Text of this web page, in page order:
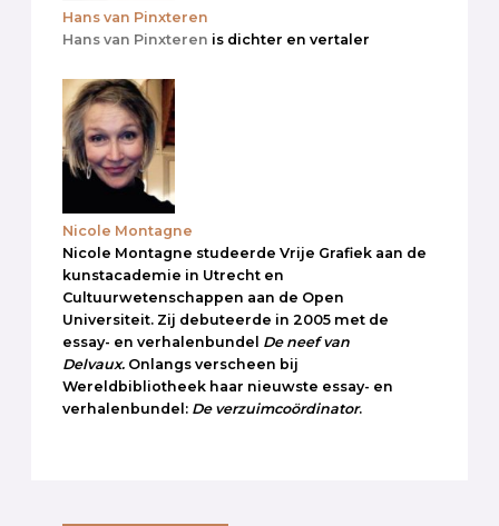
Hans van Pinxteren
Hans van Pinxteren is dichter en vertaler
Nicole Montagne
Nicole Montagne studeerde Vrije Grafiek aan de
kunstacademie in Utrecht en
Cultuurwetenschappen aan de Open
Universiteit. Zij debuteerde in 2005 met de
essay- en verhalenbundel De neef van
Delvaux. Onlangs verscheen bij
Wereldbibliotheek haar nieuwste essay- en
verhalenbundel: De verzuimcoördinator.